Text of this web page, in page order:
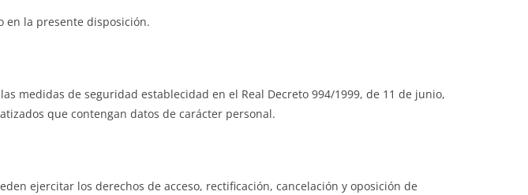
en la presente disposición.
medidas de seguridad establecidad en el Real Decreto 994/1999, de 11 de junio,
que contengan datos de carácter personal.
ejercitar los derechos de acceso, rectificación, cancelación y oposición de